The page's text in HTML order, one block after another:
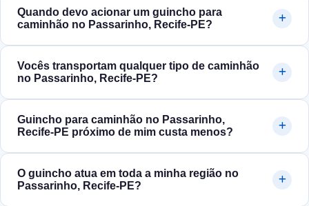
Quando devo acionar um guincho para
caminhão no Passarinho, Recife‑PE?
Vocês transportam qualquer tipo de caminhão
no Passarinho, Recife‑PE?
Guincho para caminhão no Passarinho,
Recife‑PE próximo de mim custa menos?
O guincho atua em toda a minha região no
Passarinho, Recife‑PE?